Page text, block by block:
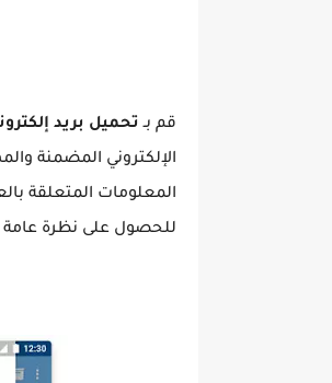
قم بـ تحميل بريد
الإلكتروني المضمنة
المعلومات المتعلقة
للحصول على نظرة عامة